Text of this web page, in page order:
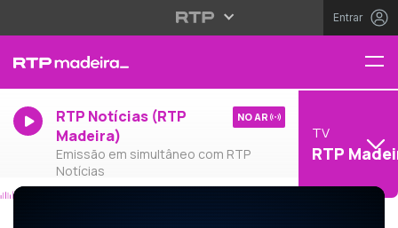
Entrar
RTP Notícias (RTP
Madeira)
Emissão em simultâneo com RTP
Notícias
NO AR
TV
RTP